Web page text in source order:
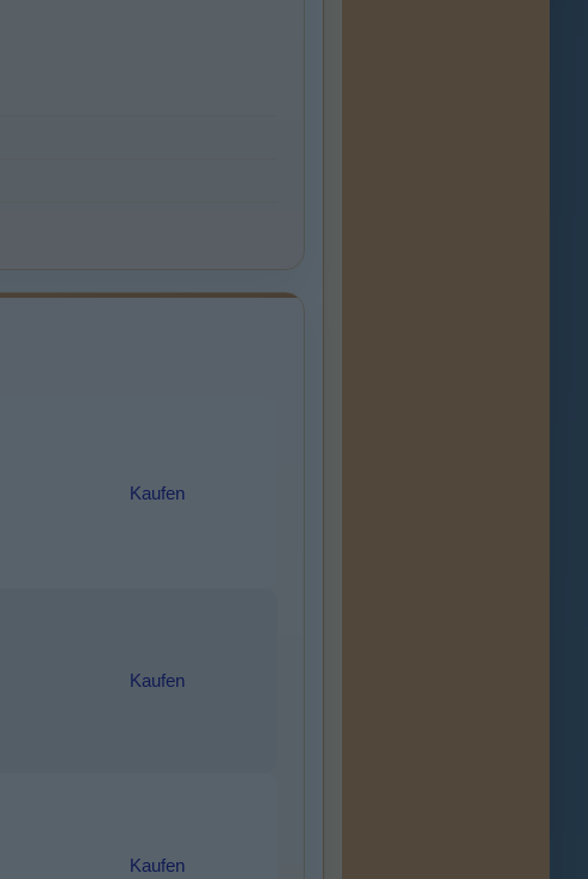
Kaufen
Kaufen
Kaufen